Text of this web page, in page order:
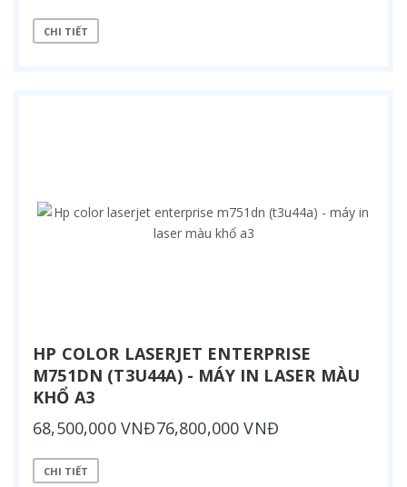
CHI TIẾT
HP COLOR LASERJET ENTERPRISE
M751DN (T3U44A) - MÁY IN LASER MÀU
KHỔ A3
68,500,000 VNĐ76,800,000 VNĐ
CHI TIẾT